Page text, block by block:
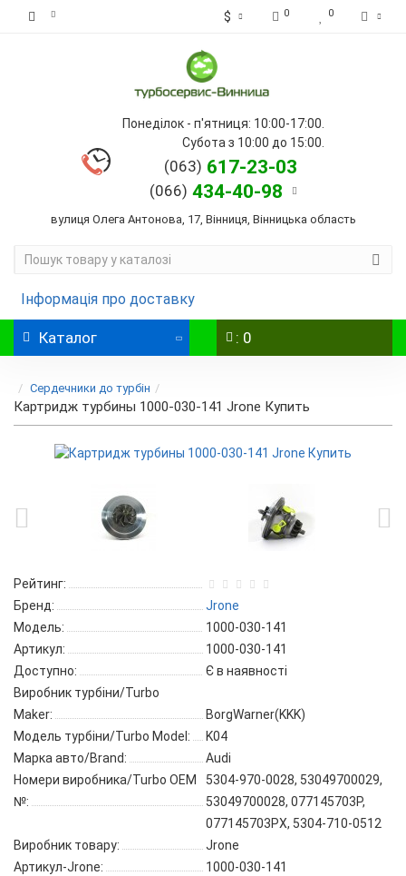
$ 0 0
Понеділок - п'ятниця: 10:00-17:00.
Субота з 10:00 до 15:00.
(063) 617-23-03
(066) 434-40-98
вулиця Олега Антонова, 17, Вінниця, Вінницька область
Інформація про доставку
Каталог : 0
Сердечники до турбін
Картридж турбины 1000-030-141 Jrone Купить
Рейтинг:
Бренд:
Jrone
Модель:
1000-030-141
Артикул:
1000-030-141
Доступно:
Є в наявності
Виробник турбіни/Turbo
Maker:
BorgWarner(KKK)
Модель турбіни/Turbo Model:
K04
Марка авто/Brand:
Audi
Номери виробника/Turbo OEM
№:
5304-970-0028, 53049700029,
53049700028, 077145703P,
077145703PX, 5304-710-0512
Виробник товару:
Jrone
Артикул-Jrone:
1000-030-141